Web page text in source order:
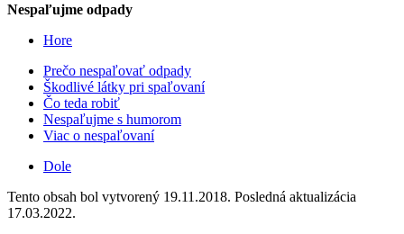
Nespaľujme odpady
Hore
Prečo nespaľovať odpady
Škodlivé látky pri spaľovaní
Čo teda robiť
Nespaľujme s humorom
Viac o nespaľovaní
Dole
Tento obsah bol vytvorený 19.11.2018. Posledná aktualizácia
17.03.2022.